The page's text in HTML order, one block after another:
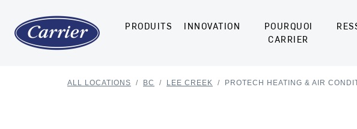
PRODUITS INNOVATION
POURQUOI
CARRIER
ALL LOCATIONS / BC / LEE CREEK / PROTECH HEATING & AIR